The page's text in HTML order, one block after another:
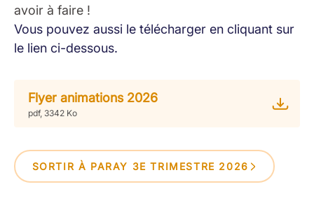
avoir à faire !
Vous pouvez aussi le télécharger en cliquant sur
le lien ci-dessous.
Flyer animations 2026
pdf, 3342 Ko
SORTIR À PARAY 3E TRIMESTRE 2026